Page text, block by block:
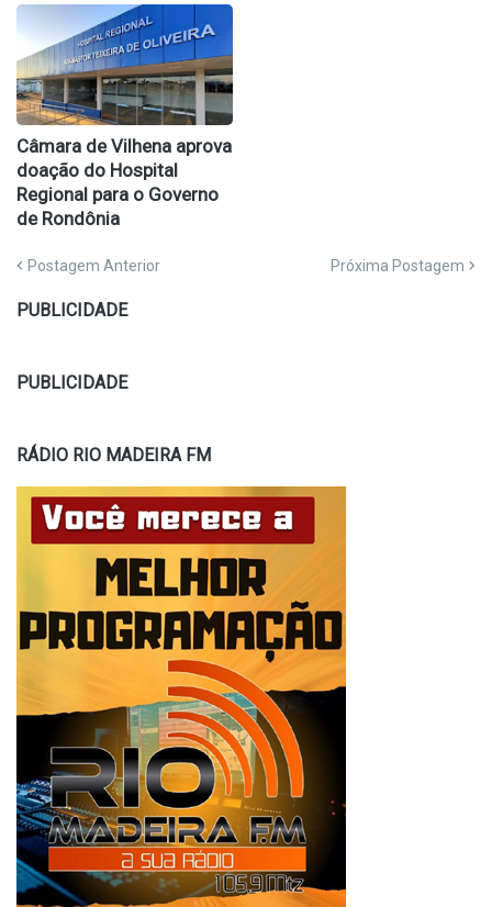
Câmara de Vilhena aprova
doação do Hospital
Regional para o Governo
de Rondônia
Postagem Anterior Próxima Postagem
PUBLICIDADE
PUBLICIDADE
RÁDIO RIO MADEIRA FM